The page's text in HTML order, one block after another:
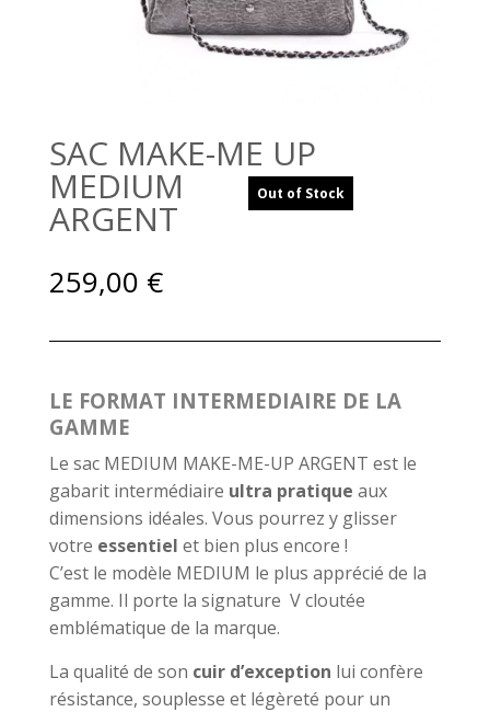
SAC MAKE-ME UP
MEDIUM
ARGENT
259,00 €
Out of Stock
LE FORMAT INTERMEDIAIRE DE LA
GAMME
Le sac MEDIUM MAKE-ME-UP ARGENT est le
gabarit intermédiaire ultra pratique aux
dimensions idéales. Vous pourrez y glisser
votre essentiel et bien plus encore !
C’est le modèle MEDIUM le plus apprécié de la
gamme. Il porte la signature V cloutée
emblématique de la marque.
La qualité de son cuir d’exception lui confère
résistance, souplesse et légèreté pour un